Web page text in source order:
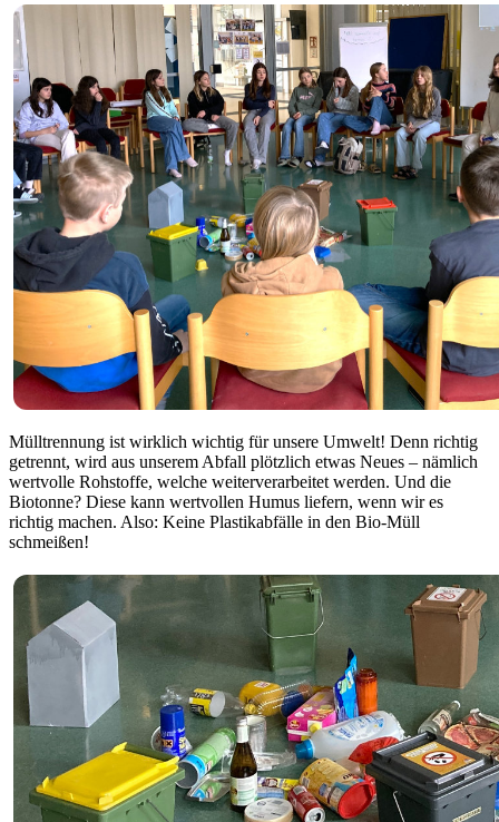
Mülltrennung ist wirklich wichtig für unsere Umwelt! Denn richtig
getrennt, wird aus unserem Abfall plötzlich etwas Neues – nämlich
wertvolle Rohstoffe, welche weiterverarbeitet werden. Und die
Biotonne? Diese kann wertvollen Humus liefern, wenn wir es
richtig machen. Also: Keine Plastikabfälle in den Bio-Müll
schmeißen!